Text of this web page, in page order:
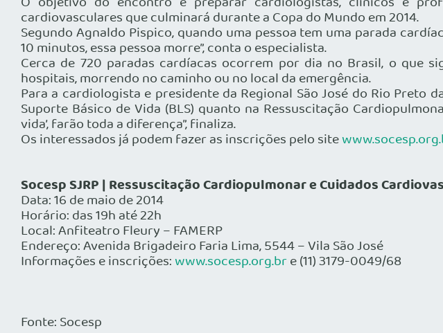
cardiovasculares que culminará durante a Copa do Mundo em 2014.
Segundo Agnaldo Pispico, quando uma pessoa tem uma parada
10 minutos, essa pessoa morre”, conta o especialista.
Cerca de 720 paradas cardíacas ocorrem por dia no Brasil, o que
hospitais, morrendo no caminho ou no local da emergência.
Para a cardiologista e presidente da Regional São José do Rio Preto
Suporte Básico de Vida (BLS) quanto na Ressuscitação
vida’, farão toda a diferença”, finaliza.
Os interessados já podem fazer as inscrições pelo site
Socesp SJRP | Ressuscitação Cardiopulmonar e Cuidados
Data: 16 de maio de 2014
Horário: das 19h até 22h
Local: Anfiteatro Fleury – FAMERP
Endereço: Avenida Brigadeiro Faria Lima, 5544 – Vila São José
Informações e inscrições:www.socesp.org.bre (11) 3179-0049/68
Fonte: Socesp